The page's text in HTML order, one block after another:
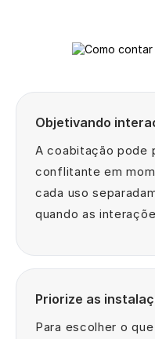
Objetivando
A coabitação pode
conflitante em
cada uso
quando as
Priorize as
Para escolher o